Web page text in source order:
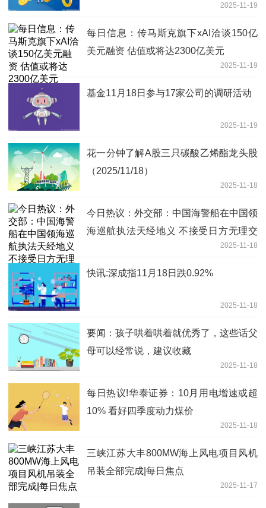
2025-11-19
每日信息：传马斯克旗下xAI洽谈150亿
美元融资 估值或将达2300亿美元
2025-11-19
基金11月18日参与17家公司的调研活动
2025-11-19
花一分钟了解A股三只碳酸乙烯酯龙头股
（2025/11/18）
2025-11-18
今日热议：外交部：中国海警船在中国领
海巡航执法天经地义 不接受日方无理交
2025-11-18
快讯:深成指11月18日跌0.92%
2025-11-18
要闻：孩子哄着哄着就优秀了，这些话父
母可以经常说，建议收藏
2025-11-18
每日热议!华泰证券：10月用电增速或超
10% 看好四季度动力煤价
2025-11-18
三峡江苏大丰800MW海上风电项目风机
吊装全部完成|每日焦点
2025-11-17